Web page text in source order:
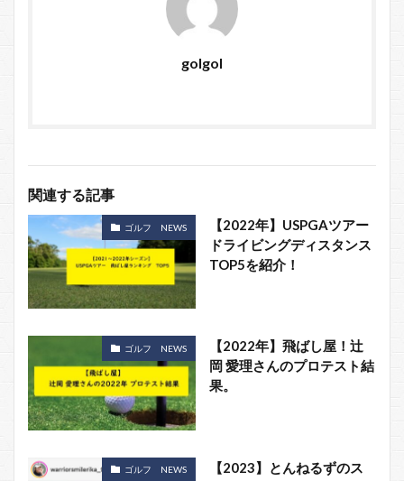
golgol
関連する記事
ゴルフ NEWS
【2022年】USPGAツアー
ドライビングディスタンス
TOP5を紹介！
ゴルフ NEWS
【2022年】飛ばし屋！辻
岡 愛理さんのプロテスト結
果。
ゴルフ NEWS
【2023】とんねるずのス